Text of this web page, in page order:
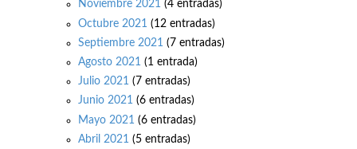
Noviembre 2021 (4 entradas)
Octubre 2021 (12 entradas)
Septiembre 2021 (7 entradas)
Agosto 2021 (1 entrada)
Julio 2021 (7 entradas)
Junio 2021 (6 entradas)
Mayo 2021 (6 entradas)
Abril 2021 (5 entradas)